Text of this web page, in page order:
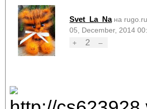
Svet_La_Na на rugo.ru
05, December, 2014
+
2 –